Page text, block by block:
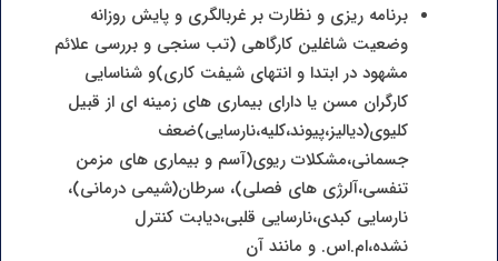
برنامه ریزی و نظارت بر غربالگری و پایش روزانه
وضعیت شاغلین کارگاهی (تب سنجی و بررسی علائم
مشهود در ابتدا و انتهای شیفت کاری)و شناسایی
کارگران مسن یا دارای بیماری های زمینه ای از قبیل
کلیوی(دیالیز،پیوند،کلیه،نارسایی)ضعف
جسمانی،مشکلات ریوی(آسم و بیماری های مزمن
تنفسی،آلرژی های فصلی)، سرطان(شیمی درمانی)،
نارسایی کبدی،نارسایی قلبی،دیابت کنترل
نشده،ام.اس. و مانند آن